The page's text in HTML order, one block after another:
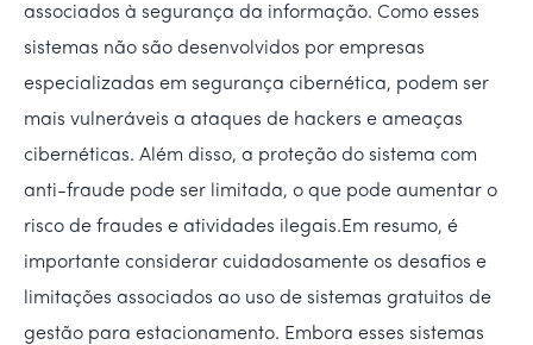
associados à segurança da informação. Como esses
sistemas não são desenvolvidos por empresas
especializadas em segurança cibernética, podem ser
mais vulneráveis a ataques de hackers e ameaças
cibernéticas. Além disso, a proteção do sistema com
anti-fraude pode ser limitada, o que pode aumentar o
risco de fraudes e atividades ilegais.Em resumo, é
importante considerar cuidadosamente os desafios e
limitações associados ao uso de sistemas gratuitos de
gestão para estacionamento. Embora esses sistemas